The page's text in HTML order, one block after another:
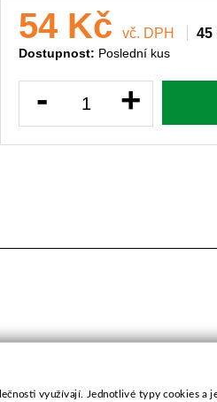
54 Kč vč. DPH 45
Dostupnost: Poslední kus
- +
využívají. Jednotlivé typy cookies a